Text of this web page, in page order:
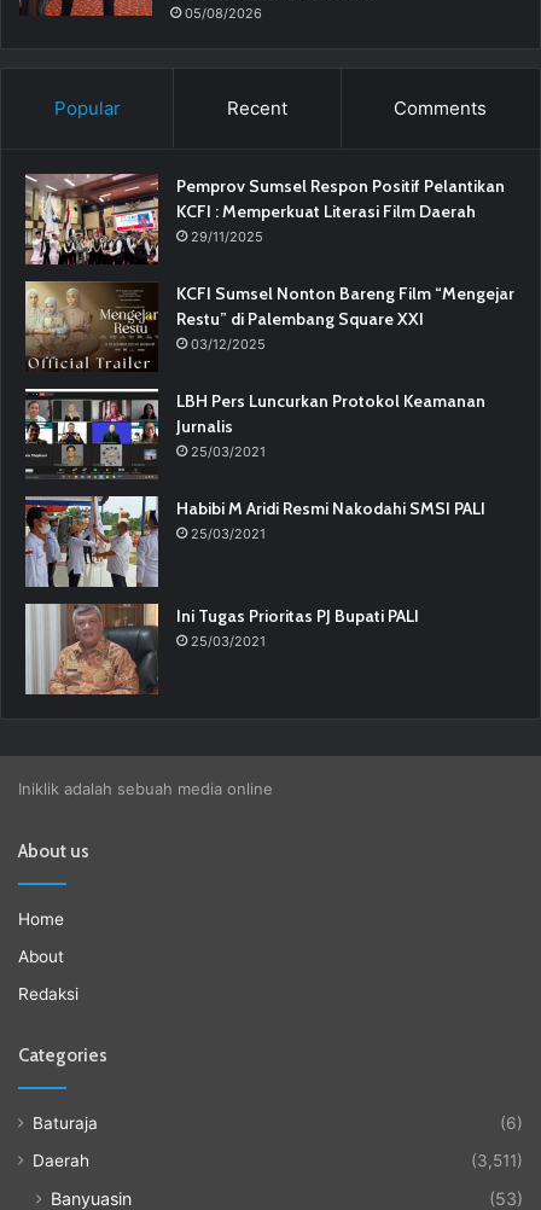
05/08/2026
Popular Recent Comments
Pemprov Sumsel Respon Positif Pelantikan
KCFI : Memperkuat Literasi Film Daerah
29/11/2025
KCFI Sumsel Nonton Bareng Film “Mengejar
Restu” di Palembang Square XXI
03/12/2025
LBH Pers Luncurkan Protokol Keamanan
Jurnalis
25/03/2021
Habibi M Aridi Resmi Nakodahi SMSI PALI
25/03/2021
Ini Tugas Prioritas PJ Bupati PALI
25/03/2021
Iniklik adalah sebuah media online
About us
Home
About
Redaksi
Categories
Baturaja
(6)
Daerah
(3,511)
Banyuasin
(53)